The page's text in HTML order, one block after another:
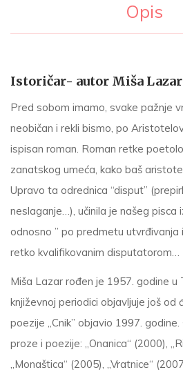
Opis
Istoričar- autor Miša Lazar
Pred sobom imamo, svake pažnje
neobičan i rekli bismo, po
ispisan roman. Roman retke
zanatskog umeća, kako baš
Upravo ta odrednica “disput”
neslaganje…), učinila je našeg pisca
odnosno ” po predmetu utvrđivanja
retko kvalifikovanim disputatorom…
Miša Lazar rođen je 1957. godine u
književnoj periodici objavljuje još od
poezije ,,Cnik” objavio 1997.
proze i poezije: „Onanica“ (2000),
„Monaštica“ (2005), „Vratnice“